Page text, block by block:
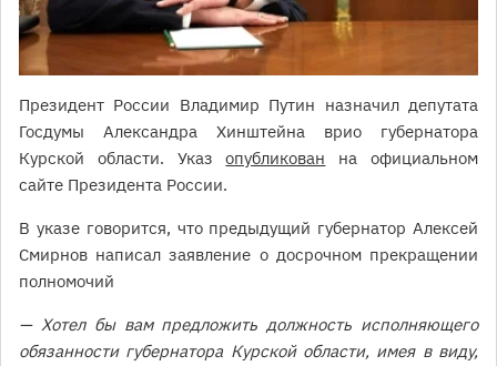
Президент России Владимир Путин назначил депутата
Госдумы Александра Хинштейна врио губернатора
Курской области. Указопубликован на официальном
сайте Президента России.
В указе говорится, что предыдущий губернатор Алексей
Смирнов написал заявление о досрочном прекращении
полномочий
— Хотел бы вам предложить должность исполняющего
обязанности губернатора Курской области, имея в виду,